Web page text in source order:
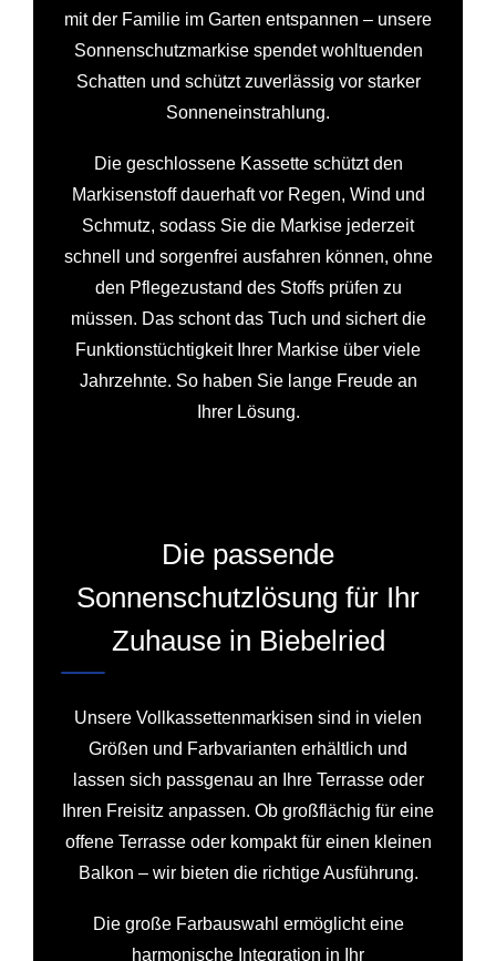
mit der Familie im Garten entspannen – unsere
Sonnenschutzmarkise spendet wohltuenden
Schatten und schützt zuverlässig vor starker
Sonneneinstrahlung.
Die geschlossene Kassette schützt den
Markisenstoff dauerhaft vor Regen, Wind und
Schmutz, sodass Sie die Markise jederzeit
schnell und sorgenfrei ausfahren können, ohne
den Pflegezustand des Stoffs prüfen zu
müssen. Das schont das Tuch und sichert die
Funktionstüchtigkeit Ihrer Markise über viele
Jahrzehnte. So haben Sie lange Freude an
Ihrer Lösung.
Die passende
Sonnenschutzlösung für Ihr
Zuhause in Biebelried
Unsere Vollkassettenmarkisen sind in vielen
Größen und Farbvarianten erhältlich und
lassen sich passgenau an Ihre Terrasse oder
Ihren Freisitz anpassen. Ob großflächig für eine
offene Terrasse oder kompakt für einen kleinen
Balkon – wir bieten die richtige Ausführung.
Die große Farbauswahl ermöglicht eine
harmonische Integration in Ihr